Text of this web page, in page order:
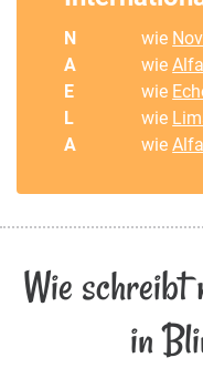
N wie
A
wieAlfa
E
wie
L
wie
A
wieAlfa
Wie schreibt
in